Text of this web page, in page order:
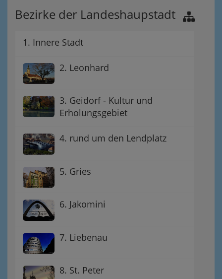
Bezirke der Landeshaupstadt
1. Innere Stadt
2. Leonhard
3. Geidorf - Kultur und
Erholungsgebiet
4. rund um den Lendplatz
5. Gries
6. Jakomini
7. Liebenau
8. St. Peter